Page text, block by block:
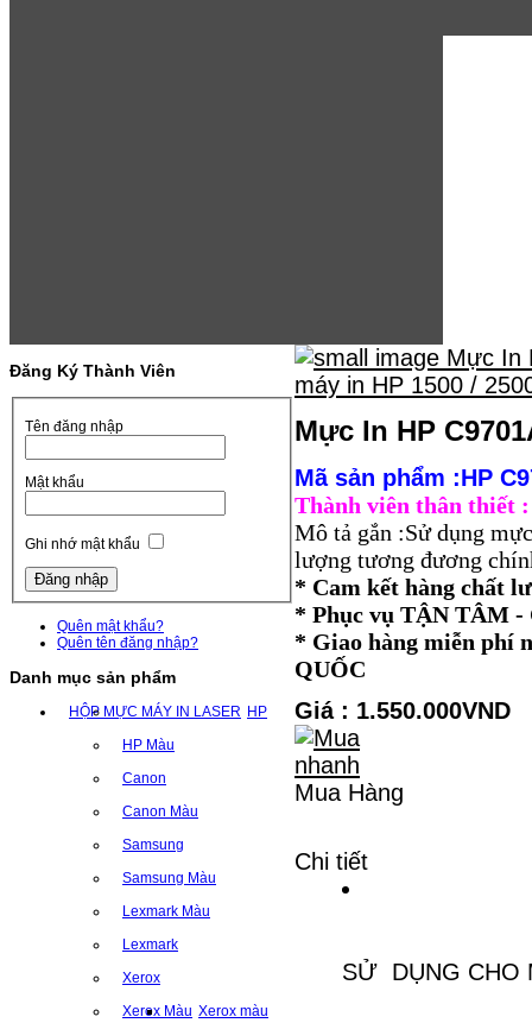
Đăng Ký Thành Viên
Tên đăng nhập
Mật khẩu
Ghi nhớ mật khẩu
Quên mật khẩu?
Quên tên đăng nhập?
Danh mục sản phẩm
HỘP MỰC MÁY IN LASER HP
HP Màu
Canon
Canon Màu
Samsung
Samsung Màu
Lexmark Màu
Lexmark
Xerox
Xerox Màu Xerox màu
Mực In HP
Mã sản phẩm :HP
Thành viên thân thiết
Mô tả gắn :Sử dụng
lượng tương đương
* Cam kết hàng chất
* Phục vụ TẬN TÂM
* Giao hàng miễn phí
QUỐC
Giá : 1.550.000VND
Mua Hàng
Chi tiết
SỬ DỤNG CHO